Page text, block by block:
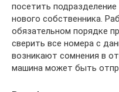
посетить
нового собственника.
обязательном порядке
сверить все номера с
возникают сомнения в
машина может быть